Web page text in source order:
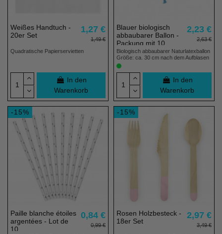
Weißes Handtuch -
20er Set
1,27 €
1,49 €
Quadratische Papierservietten
In den
Warenkorb
Blauer biologisch
abbaubarer Ballon -
Packung mit 10
Stück
2,23 €
2,63 €
Biologisch abbaubarer Naturlatexballon
Größe: ca. 30 cm nach dem Aufblasen
In den
Warenkorb
-15%
Paille blanche étoiles
argentées - Lot de
10
0,84 €
0,99 €
-15%
Rosen Holzbesteck -
18er Set
2,97 €
3,49 €